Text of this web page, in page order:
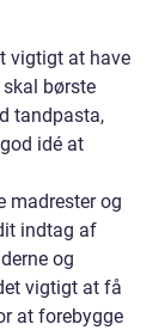
vigtigt at have
børste
tandpasta,
idé at
madrester og
indtag af
og
vigtigt at få
at forebygge